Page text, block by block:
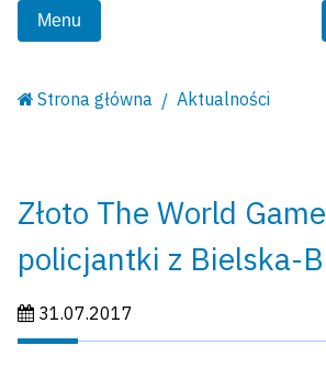
Menu
Strona główna Aktualności
Złoto The World
policjantki z Bielska-
Data publikacji:
31.07.2017